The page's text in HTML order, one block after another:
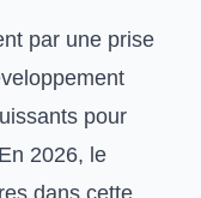
par une prise
pour
2026, le
dans cette